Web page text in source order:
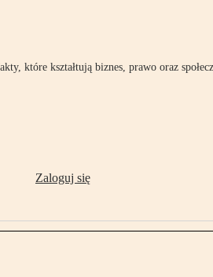
które kształtują biznes, prawo oraz
Zaloguj się